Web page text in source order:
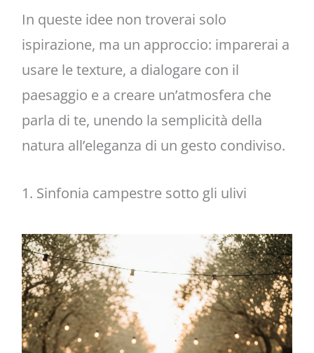
In queste idee non troverai solo
ispirazione, ma un approccio: imparerai a
usare le texture, a dialogare con il
paesaggio e a creare un’atmosfera che
parla di te, unendo la semplicità della
natura all’eleganza di un gesto condiviso.
1. Sinfonia campestre sotto gli ulivi